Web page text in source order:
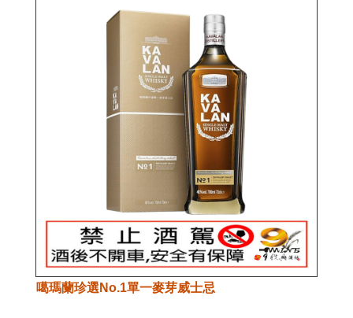
噶瑪蘭珍選No.1單一麥芽威士忌